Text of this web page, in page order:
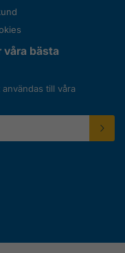
våra bästa
till våra